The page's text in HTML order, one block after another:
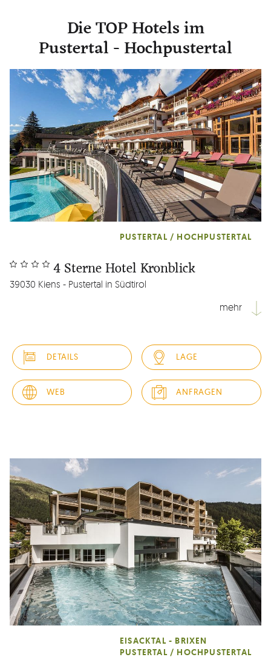
Die TOP Hotels im
Pustertal - Hochpustertal
4 Sterne Hotel Kronblick
39030 Kiens - Pustertal in Südtirol
PUSTERTAL / HOCHPUSTERTAL
mehr
wunderschönen Pustertal, umgeben von einer
atemberaubenden Naturlandschaft. Tradition, moderner
Komfort und eine gediegene Atmosphäre verleihen
unserem Vier Sterne Hotel ein wohliges Ambiente, genau
richtig um sich vom stressigen...
DETAILS LAGE
WEB ANFRAGEN
EISACKTAL - BRIXEN
PUSTERTAL / HOCHPUSTERTAL